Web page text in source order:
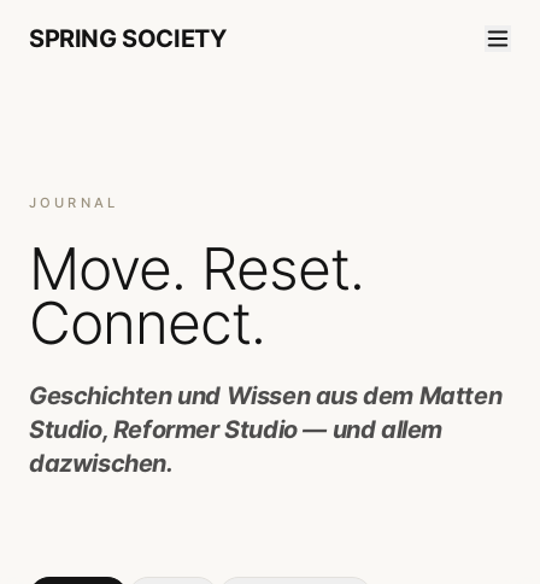
SPRING SOCIETY
JOURNAL
Move. Reset.
Connect.
Geschichten und Wissen aus dem Matten
Studio, Reformer Studio — und allem
dazwischen.